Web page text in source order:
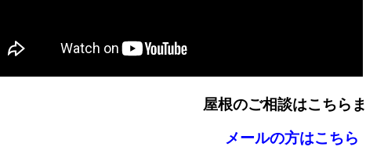
屋根のご相談はこちら
メールの方はこちら